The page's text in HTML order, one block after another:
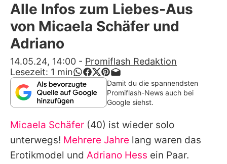
Stars
Filme & Serien
Lifestyle
Familie & Liebe
Promiflash Exklusiv
Alle Themen auf Promiflash
Jobs
Alle Infos zum Liebes-Aus
von Micaela Schäfer und
Adriano
14.05.24, 14:00 - Promiflash Redaktion
Lesezeit: 1 min
Damit du die spannendsten
Promiflash-News auch bei
Google siehst.
Micaela Schäfer (40) ist wieder solo
unterwegs! Mehrere Jahre lang waren das
Erotikmodel und Adriano Hess ein Paar.